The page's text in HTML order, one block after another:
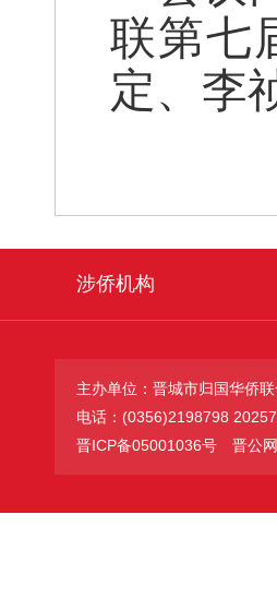
联第七
定、李
涉侨机构
主办单位：晋城市归国华侨
电话：(0356)2198798
晋ICP备05001036号
晋公